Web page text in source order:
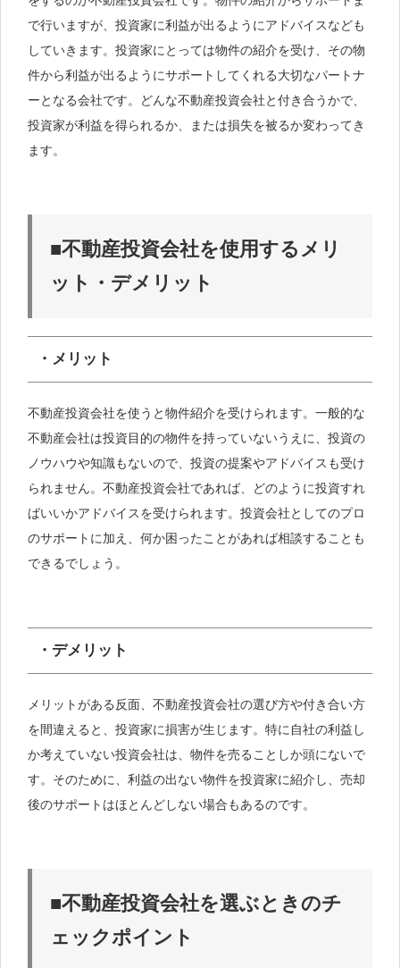
で行いますが、投資家に利益が出るようにアドバイスなども
していきます。投資家にとっては物件の紹介を受け、その物
件から利益が出るようにサポートしてくれる大切なパートナ
ーとなる会社です。どんな不動産投資会社と付き合うかで、
投資家が利益を得られるか、または損失を被るか変わってき
ます。
■不動産投資会社を使用するメリ
ット・デメリット
・メリット
不動産投資会社を使うと物件紹介を受けられます。一般的な
不動産会社は投資目的の物件を持っていないうえに、投資の
ノウハウや知識もないので、投資の提案やアドバイスも受け
られません。不動産投資会社であれば、どのように投資すれ
ばいいかアドバイスを受けられます。投資会社としてのプロ
のサポートに加え、何か困ったことがあれば相談することも
できるでしょう。
・デメリット
メリットがある反面、不動産投資会社の選び方や付き合い方
を間違えると、投資家に損害が生じます。特に自社の利益し
か考えていない投資会社は、物件を売ることしか頭にないで
す。そのために、利益の出ない物件を投資家に紹介し、売却
後のサポートはほとんどしない場合もあるのです。
■不動産投資会社を選ぶときのチ
ェックポイント